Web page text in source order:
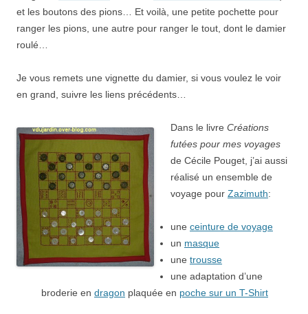
et les boutons des pions… Et voilà, une petite pochette pour
ranger les pions, une autre pour ranger le tout, dont le damier
roulé…
Je vous remets une vignette du damier, si vous voulez le voir
en grand, suivre les liens précédents…
Dans le livre Créations
futées pour mes voyages
de Cécile Pouget, j’ai aussi
réalisé un ensemble de
voyage pour Zazimuth:
une ceinture de voyage
un masque
une trousse
une adaptation d’une
broderie en dragon plaquée en poche sur un T-Shirt